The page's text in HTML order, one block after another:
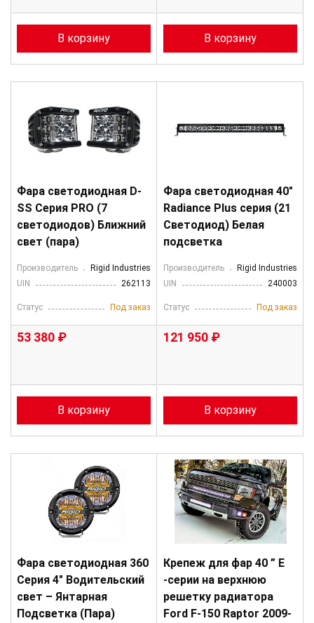
В корзину В корзину
Фара светодиодная D-
SS Серия PRO (7
светодиодов) Ближний
свет (пара)
Производитель
Rigid Industries
UIN
262113
Статус Под заказ
53 380 ₽
В корзину
Фара светодиодная 40″
Radiance Plus cерия (21
Светодиод) Белая
подсветка
Производитель
Rigid Industries
UIN
240003
Статус Под заказ
121 950 ₽
В корзину
Фара светодиодная 360
Серия 4″ Водительский
свет – Янтарная
Подсветка (Пара)
Крепеж для фар 40 ” E
-серии на верхнюю
решетку радиатора
Ford F-150 Raptor 2009-